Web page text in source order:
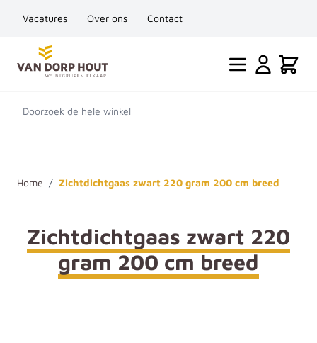
Vacatures Over ons Contact
Ga naar de inhoud
Cart
Doorzoek de hele winkel
Home / Zichtdichtgaas zwart 220 gram 200 cm breed
Zichtdichtgaas zwart 220
gram 200 cm breed